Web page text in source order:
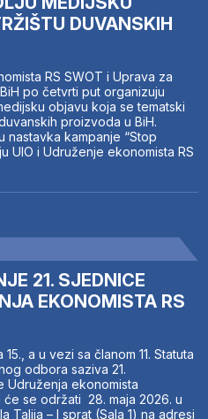
DUVANSKIH
RS SWOT i Uprava za
po četvrti put organizuju
objavu koja se tematski
proizvoda u BiH.
nastavka kampanje “Stop
UIO i Udruženje ekonomista RS
21. SJEDNICE
EKONOMISTA RS
a u vezi sa članom 11. Statuta
odbora saziva 21.
Udruženja ekonomista
se održati 28. maja 2026. u
Talija – I sprat (Sala 1) na adresi